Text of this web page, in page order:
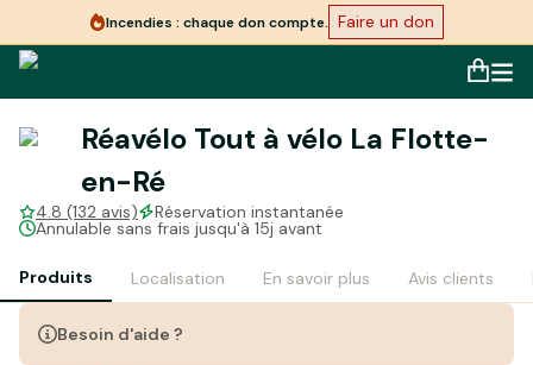
Incendies : chaque don compte. Faire un don
Réavélo Tout à vélo La Flotte-
en-Ré
4.8 (132 avis) Réservation instantanée
Annulable sans frais jusqu'à 15j avant
Produits Localisation En savoir plus Avis clients
Besoin d'aide ?